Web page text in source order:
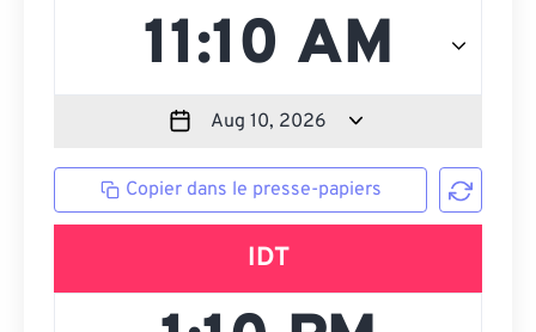
Copier dans le presse-papiers
IDT